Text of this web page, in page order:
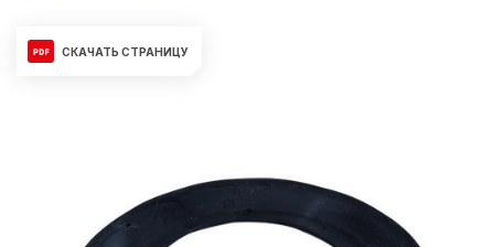
СКАЧАТЬ СТРАНИЦУ